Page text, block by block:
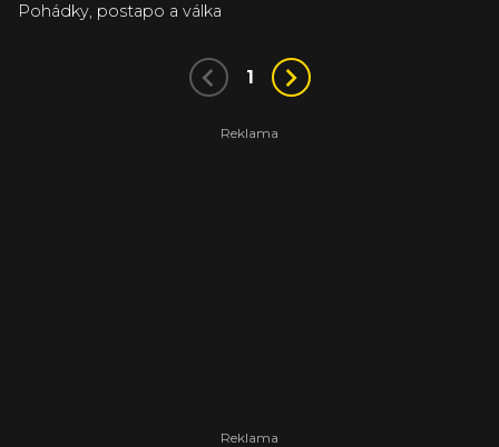
Pohádky, postapo a válka
1